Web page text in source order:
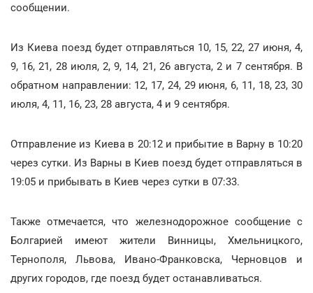
сообщении.
Из Киева поезд будет отправляться 10, 15, 22, 27 июня, 4,
9, 16, 21, 28 июля, 2, 9, 14, 21, 26 августа, 2 и 7 сентября. В
обратном направлении: 12, 17, 24, 29 июня, 6, 11, 18, 23, 30
июля, 4, 11, 16, 23, 28 августа, 4 и 9 сентября.
Отправление из Киева в 20:12 и прибытие в Варну в 10:20
через сутки. Из Варны в Киев поезд будет отправляться в
19:05 и прибывать в Киев через сутки в 07:33.
Также отмечается, что железнодорожное сообщение с
Болгарией имеют жители Винницы, Хмельницкого,
Тернополя, Львова, Ивано-Франковска, Черновцов и
других городов, где поезд будет останавливаться.